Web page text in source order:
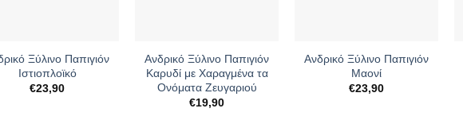
Ξύλινο Παπιγιόν
Ιστιοπλοϊκό
€23,90
Ανδρικό Ξύλινο Παπιγιόν
Καρυδί με Χαραγμένα τα
Ονόματα Ζευγαριού
€19,90
Ανδρικό Ξύλινο Παπιγιόν
Μαονί
€23,90